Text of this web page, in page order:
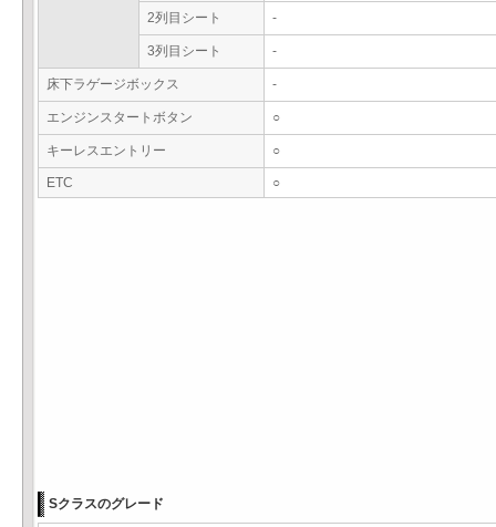
2列目シート -
3列目シート -
床下ラゲージボックス -
エンジンスタートボタン ○
キーレスエントリー ○
ETC ○
Sクラスのグレード